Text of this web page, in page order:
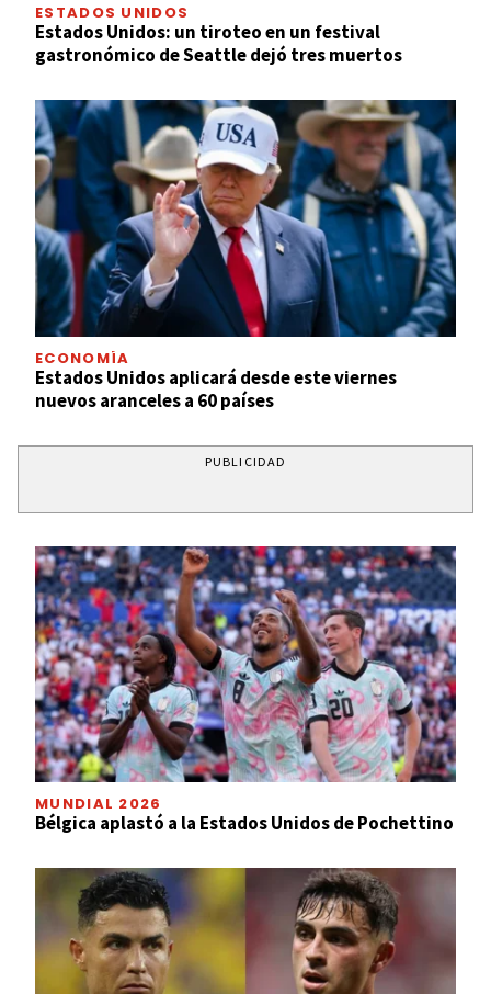
ESTADOS UNIDOS
Estados Unidos: un tiroteo en un festival
gastronómico de Seattle dejó tres muertos
ECONOMÍA
Estados Unidos aplicará desde este viernes
nuevos aranceles a 60 países
PUBLICIDAD
MUNDIAL 2026
Bélgica aplastó a la Estados Unidos de Pochettino